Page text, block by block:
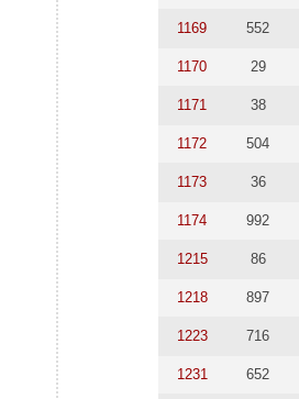
1169 552
1170 29
1171 38
1172 504
1173 36
1174 992
1215 86
1218 897
1223 716
1231 652